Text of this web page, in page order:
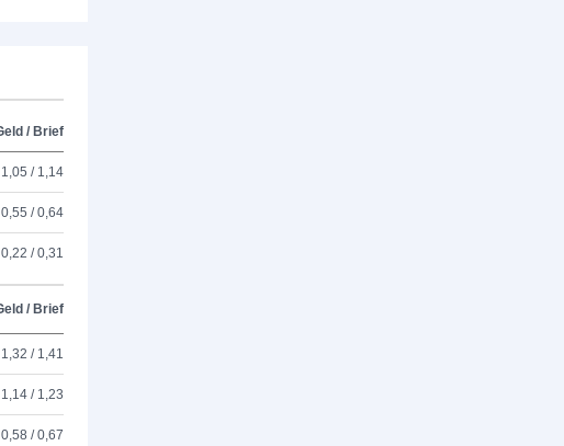
/ Brief
1,05 / 1,14
0,55 / 0,64
0,22 / 0,31
/ Brief
1,32 / 1,41
1,14 / 1,23
0,58 / 0,67